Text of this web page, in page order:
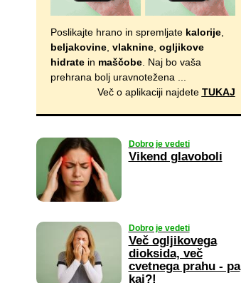
Poslikajte hrano in spremljate kalorije,
beljakovine, vlaknine, ogljikove
hidratein maščobe. Naj bo vaša
prehrana bolj uravnotežena ...
Več o aplikaciji najdete TUKAJ
Dobro je vedeti
Vikend glavoboli
Dobro je vedeti
Več ogljikovega
dioksida, več
cvetnega prahu - pa
kaj?!